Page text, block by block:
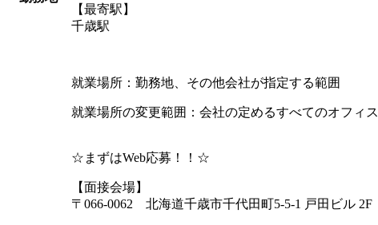
【最寄駅】
千歳駅
就業場所：勤務地、その他会社が指定する範囲
就業場所の変更範囲：会社の定めるすべてのオフィス
☆まずはWeb応募！！☆
【面接会場】
〒066-0062 北海道千歳市千代田町5-5-1 戸田ビル 2F